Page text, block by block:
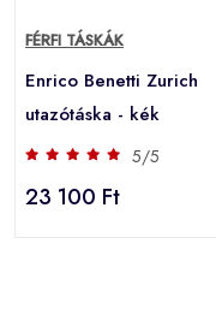
FÉRFI TÁSKÁK
Enrico Benetti Zurich
utazótáska - kék
5/5
23 100 Ft